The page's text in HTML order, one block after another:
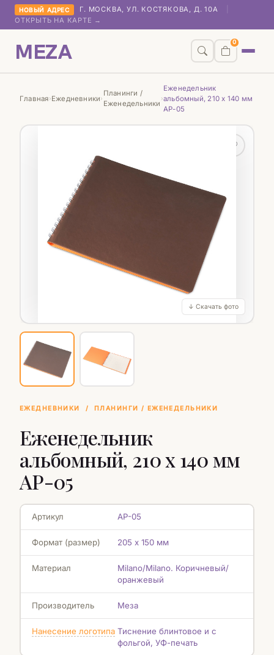
НОВЫЙ АДРЕС Г. МОСКВА, УЛ. КОСТЯКОВА, Д. 10А
ОТКРЫТЬ НА КАРТЕ →
MEZA 0
Главная›Ежедневники›
Планинги /
Еженедельники
›
Еженедельник
альбомный, 210 х 140 мм
АР-05
♡
↓ Скачать фото
ЕЖЕДНЕВНИКИ / ПЛАНИНГИ / ЕЖЕНЕДЕЛЬНИКИ
Еженедельник
альбомный, 210 х 140 мм
АР-05
Артикул АР-05
Формат (размер) 205 х 150 мм
Материал
Milano/Milano. Коричневый/
оранжевый
Производитель Меза
Нанесение логотипа Тиснение блинтовое и с
фольгой, УФ-печать